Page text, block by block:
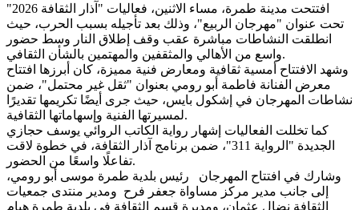
افتتحت مدينة طمرة، مساء الاثنين، فعاليات "آذار الثقافة 2026"
تحت عنوان "مهرجان الربيع"، وذلك بعد تأجيله بسبب الحرب، حيث
انطلقت النشاطات مباشرة عقب وقف إطلاق النار وسط حضور
واسع من الأهالي والمثقفين والمهتمين بالشأن الثقافي.
وشهد الافتتاح أمسية ثقافية ومعارض فنية مميزة، كان أبرزها افتتاح
معرض الفنانة فاطمة أبو رومي بعنوان "ثقل غير محتمل"، ضمن
نشاطات المهرجان في إشكول بايس، حيث جرى أيضًا تكريمها تقديرًا
لمسيرتها الفنية وإسهاماتها الثقافية.
كما تخللت الفعاليات إشهار رواية الكاتب الروائي يوسف حجازي
الجديدة "الرواية 311"، ضمن برنامج آذار الثقافة، في خطوة لاقت
تفاعلًا واسعًا من الحضور.
وشارك في افتتاح المهرجان رئيس بلدية طمرة موسى أبو رومي،
إلى جانب مدير مركز مساواة جعفر فرح ومدير منتدى جمعيات
الثقافة نضال عثمان، ومديرة قسم الثقافة في بلدية طمرة هيام